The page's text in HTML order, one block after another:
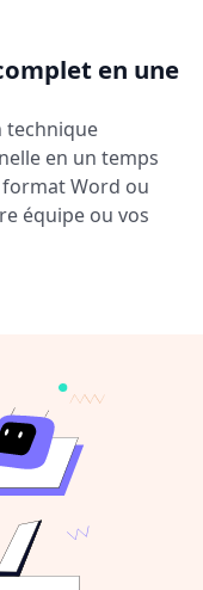
en une
technique
en un temps
Word ou
équipe ou vos